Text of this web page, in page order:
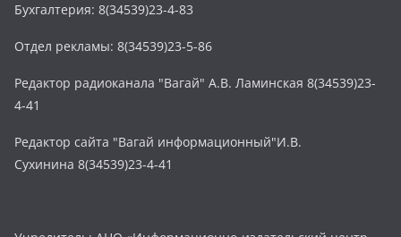
Бухгалтерия: 8(34539)23-4-83
Отдел рекламы: 8(34539)23-5-86
Редактор радиоканала "Вагай" А.В. Ламинская 8(34539)23-
4-41
Редактор сайта "Вагай информационный"И.В.
Сухинина 8(34539)23-4-41